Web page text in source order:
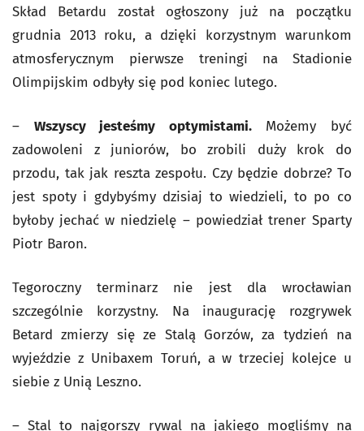
Skład Betardu został ogłoszony już na początku
grudnia 2013 roku, a dzięki korzystnym warunkom
atmosferycznym pierwsze treningi na Stadionie
Olimpijskim odbyły się pod koniec lutego.
– Wszyscy jesteśmy optymistami.Możemy być
zadowoleni z juniorów, bo zrobili duży krok do
przodu, tak jak reszta zespołu. Czy będzie dobrze? To
jest spoty i gdybyśmy dzisiaj to wiedzieli, to po co
byłoby jechać w niedzielę – powiedział trener Sparty
Piotr Baron.
Tegoroczny terminarz nie jest dla wrocławian
szczególnie korzystny. Na inaugurację rozgrywek
Betard zmierzy się ze Stalą Gorzów, za tydzień na
wyjeździe z Unibaxem Toruń, a w trzeciej kolejce u
siebie z Unią Leszno.
– Stal to najgorszy rywal na jakiego mogliśmy na